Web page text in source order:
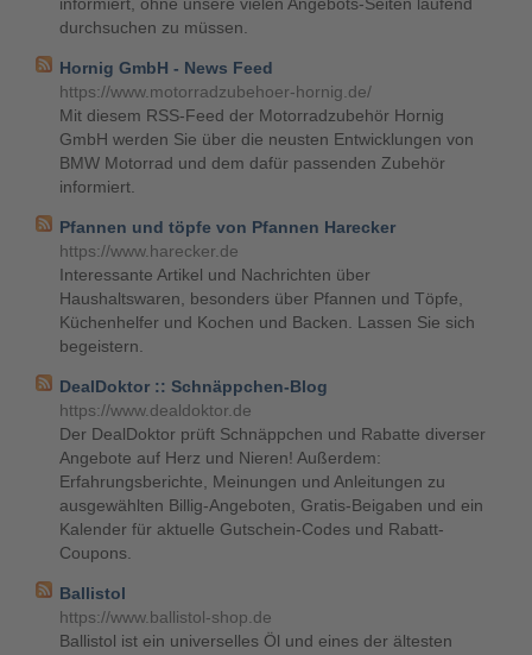
durchsuchen zu müssen.
Hornig GmbH - News Feed
https://www.motorradzubehoer-hornig.de/
Mit diesem RSS-Feed der Motorradzubehör Hornig
GmbH werden Sie über die neusten Entwicklungen von
BMW Motorrad und dem dafür passenden Zubehör
informiert.
Pfannen und töpfe von Pfannen Harecker
https://www.harecker.de
Interessante Artikel und Nachrichten über
Haushaltswaren, besonders über Pfannen und Töpfe,
Küchenhelfer und Kochen und Backen. Lassen Sie sich
begeistern.
DealDoktor :: Schnäppchen-Blog
https://www.dealdoktor.de
Der DealDoktor prüft Schnäppchen und Rabatte diverser
Angebote auf Herz und Nieren! Außerdem:
Erfahrungsberichte, Meinungen und Anleitungen zu
ausgewählten Billig-Angeboten, Gratis-Beigaben und ein
Kalender für aktuelle Gutschein-Codes und Rabatt-
Coupons.
Ballistol
https://www.ballistol-shop.de
Ballistol ist ein universelles Öl und eines der ältesten